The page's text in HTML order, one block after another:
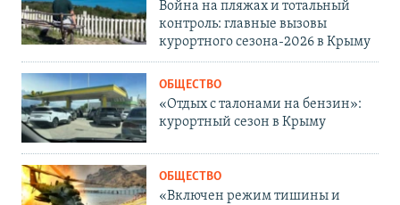
Война на пляжах и тотальный
контроль: главные вызовы
курортного сезона-2026 в Крыму
ОБЩЕСТВО
«Отдых с талонами на бензин»:
курортный сезон в Крыму
ОБЩЕСТВО
«Включен режим тишины и